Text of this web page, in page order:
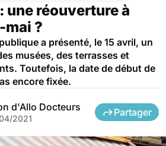
une réouverture à
mai ?
a présenté, le 15 avril, un
musées, des terrasses et
Toutefois, la date de début de
encore fixée.
d'Allo Docteurs
2021
Partager